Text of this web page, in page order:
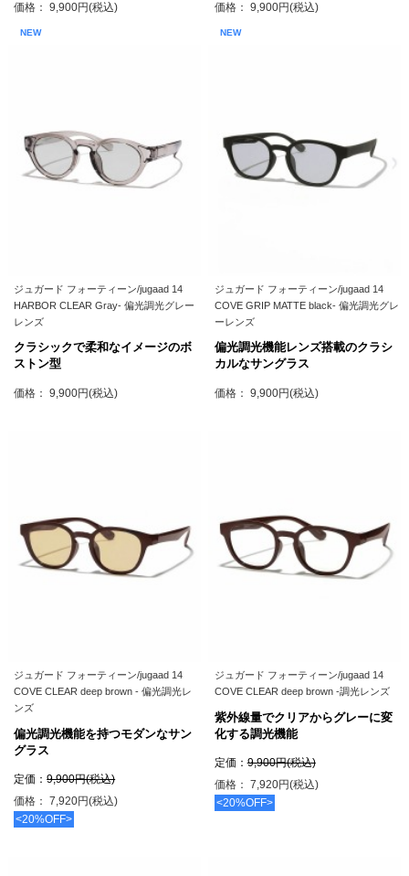
価格： 9,900円(税込) 価格： 9,900円(税込)
NEW
ジュガード フォーティーン/jugaad 14
HARBOR CLEAR Gray- 偏光調光グレー
レンズ
クラシックで柔和なイメージのボ
ストン型
価格： 9,900円(税込)
NEW
ジュガード フォーティーン/jugaad 14
COVE GRIP MATTE black- 偏光調光グレ
ーレンズ
偏光調光機能レンズ搭載のクラシ
カルなサングラス
価格： 9,900円(税込)
ジュガード フォーティーン/jugaad 14
COVE CLEAR deep brown - 偏光調光レ
ンズ
偏光調光機能を持つモダンなサン
グラス
定価：9,900円(税込)
価格： 7,920円(税込)
<20%OFF>
ジュガード フォーティーン/jugaad 14
COVE CLEAR deep brown -調光レンズ
紫外線量でクリアからグレーに変
化する調光機能
定価：9,900円(税込)
価格： 7,920円(税込)
<20%OFF>